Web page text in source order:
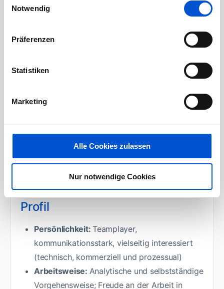
Notwendig
Präferenzen
Statistiken
Marketing
Alle Cookies zulassen
Nur notwendige Cookies
bewertest Risiken entlang von Rohmaterialien
vonCSR‑Vorgaben
Anfrage bis zur technischen und
kaufmännischen Angebotsbewertung – und
Lieferantenbeziehungen
Einkaufs:Supply-Chain-Strategien,
Risikoanalysen sowie
Digitalisierungsthemen(KI, Power BI,
Prozesse) liegen in deiner Hand
Profil
Persönlichkeit:Teamplayer,
kommunikationsstark, vielseitig interessiert
(technisch, kommerziell und prozessual)
Arbeitsweise: Analytische und selbstständige
Vorgehensweise; Freude an der Arbeit in